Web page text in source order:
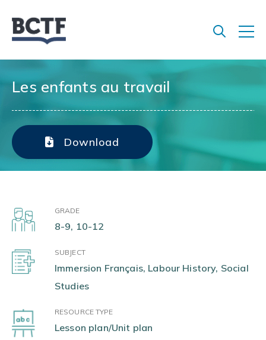
Les enfants au travail
Download
GRADE
8-9, 10-12
SUBJECT
Immersion Français, Labour History, Social
Studies
RESOURCE TYPE
Lesson plan/Unit plan